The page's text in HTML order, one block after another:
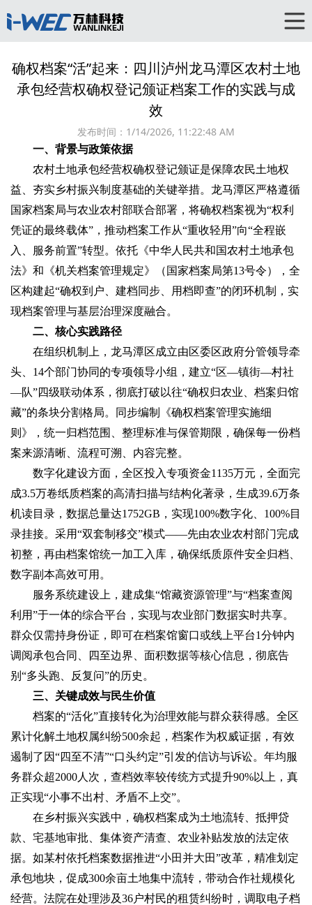
确权档案“活”起来：四川泸州龙马潭区农村土地
承包经营权确权登记颁证档案工作的实践与成
效‌
发布时间： 1/14/2026, 11:22:48 AM
一、背景与政策依据‌
农村土地承包经营权确权登记颁证是保障农民土地权
益、夯实乡村振兴制度基础的关键举措。龙马潭区严格遵循
国家档案局与农业农村部联合部署，将确权档案视为“权利
凭证的最终载体”，推动档案工作从“重收轻用”向“全程嵌
入、服务前置”转型。依托《中华人民共和国农村土地承包
法》和《机关档案管理规定》（国家档案局第13号令），全
区构建起“确权到户、建档同步、用档即查”的闭环机制，实
现档案管理与基层治理深度融合。
二、核心实践路径‌
在组织机制上，龙马潭区成立由区委区政府分管领导牵
头、14个部门协同的专项领导小组，建立“区—镇街—村社
—队”四级联动体系，彻底打破以往“确权归农业、档案归馆
藏”的条块分割格局。同步编制《确权档案管理实施细
则》，统一归档范围、整理标准与保管期限，确保每一份档
案来源清晰、流程可溯、内容完整。
数字化建设方面，全区投入专项资金1135万元，全面完
成3.5万卷纸质档案的高清扫描与结构化著录，生成39.6万条
机读目录，数据总量达1752GB，实现100%数字化、100%目
录挂接。采用“双套制移交”模式——先由农业农村部门完成
初整，再由档案馆统一加工入库，确保纸质原件安全归档、
数字副本高效可用。
服务系统建设上，建成集“馆藏资源管理”与“档案查阅
利用”于一体的综合平台，实现与农业部门数据实时共享。
群众仅需持身份证，即可在档案馆窗口或线上平台1分钟内
调阅承包合同、四至边界、面积数据等核心信息，彻底告
别“多头跑、反复问”的历史。
三、关键成效与民生价值‌
档案的“活化”直接转化为治理效能与群众获得感。全区
累计化解土地权属纠纷500余起，档案作为权威证据，有效
遏制了因“四至不清”“口头约定”引发的信访与诉讼。年均服
务群众超2000人次，查档效率较传统方式提升90%以上，真
正实现“小事不出村、矛盾不上交”。
在乡村振兴实践中，确权档案成为土地流转、抵押贷
款、宅基地审批、集体资产清查、农业补贴发放的法定依
据。如某村依托档案数据推进“小田并大田”改革，精准划定
承包地块，促成300余亩土地集中流转，带动合作社规模化
经营。法院在处理涉及36户村民的租赁纠纷时，调取电子档